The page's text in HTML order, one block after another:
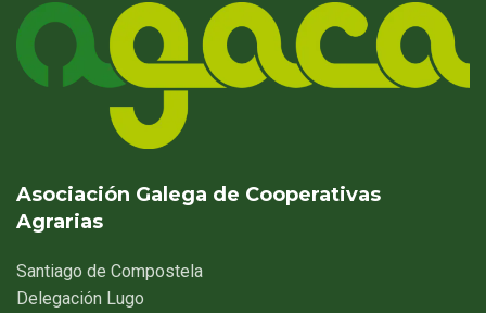
Asociación Galega de Cooperativas
Agrarias
Santiago de Compostela
Delegación Lugo